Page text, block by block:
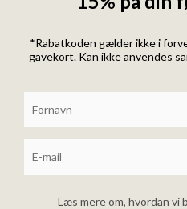
*Rabatkoden gælder ikke i
gavekort. Kan ikke anvendes
Læs mere om, hvordan vi